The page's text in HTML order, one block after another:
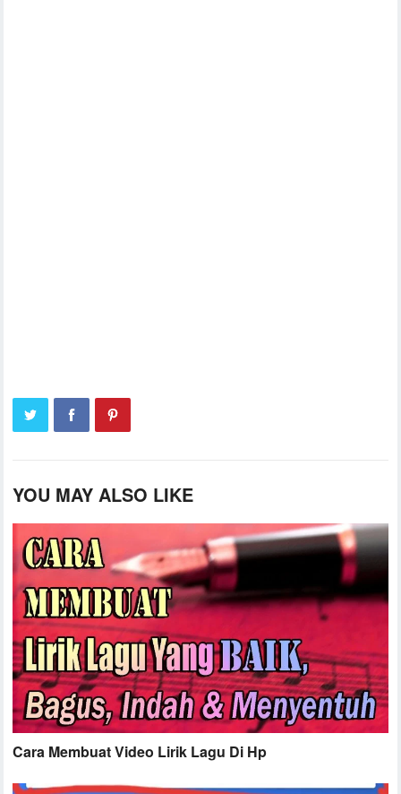
YOU MAY ALSO LIKE
Cara Membuat Video Lirik Lagu Di Hp